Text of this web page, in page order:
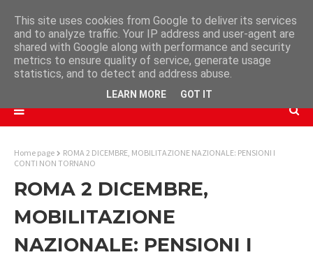
Home page
ROMA 2 DICEMBRE, MOBILITAZIONE NAZIONALE: PENSIONI I
CONTI NON TORNANO
ROMA 2 DICEMBRE,
MOBILITAZIONE
NAZIONALE: PENSIONI I
This site uses cookies from Google to deliver its services
and to analyze traffic. Your IP address and user-agent are
shared with Google along with performance and security
metrics to ensure quality of service, generate usage
statistics, and to detect and address abuse.
LEARN MORE GOT IT